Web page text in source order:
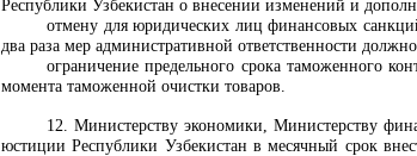
Республики Узбекистан о внесении изменений и
отмену для юридических лиц финансовых
два раза мер административной ответственности
ограничение предельного срока таможенного
момента таможенной очистки товаров.
12. Министерству экономики, Министерству
юстиции Республики Узбекистан в месячный срок